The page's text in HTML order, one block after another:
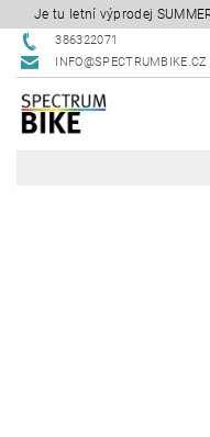
Je tu letní výprodej
386322071
INFO@SPECTRUMBIKE.CZ